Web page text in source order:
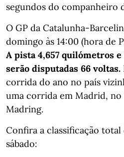
segundos do companheiro
O GP da Catalunha-
domingo às 14:00 (hora de
A pista 4,657 quilómetros
serão disputadas 66 voltas.
corrida do ano no país
uma corrida em Madrid,
Madring.
Confira a classificação total
sábado: